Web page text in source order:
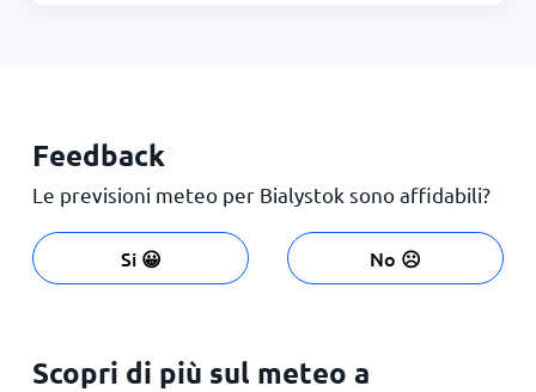
Feedback
Le previsioni meteo per Bialystok sono affidabili?
Si 😀 No ☹️
Scopri di più sul meteo a